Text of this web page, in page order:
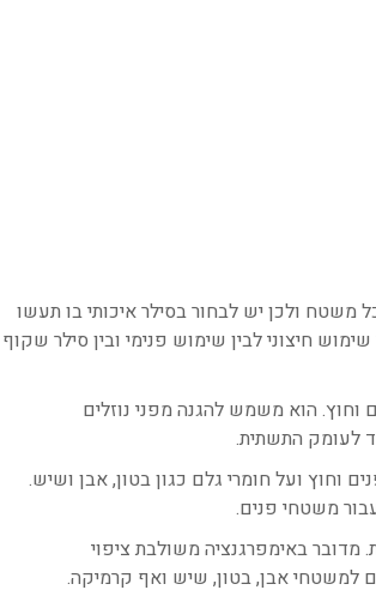
משטח ולכן יש לבחור בסילר איכותי בו תעשו
חיצוני לבין שימוש פנימי ובין סילר שקוף
וחוץ. הוא משמש להגנה מפני נוזלים
וחוץ ועל חומרי גלם כגון בטון, אבן ושיש.
משטחי פנים.
מדובר באימפרגנציה משולבת ציפוי
למשטחי אבן, בטון, שיש ואף קרמיקה.